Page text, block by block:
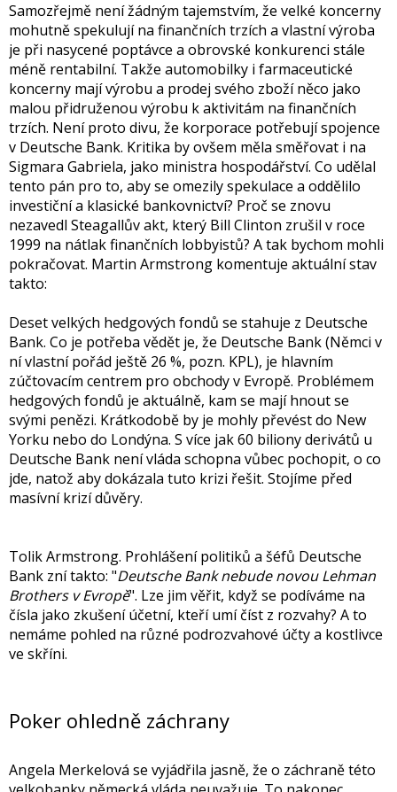
Samozřejmě není žádným tajemstvím, že velké koncerny
mohutně spekulují na finančních trzích a vlastní výroba
je při nasycené poptávce a obrovské konkurenci stále
méně rentabilní. Takže automobilky i farmaceutické
koncerny mají výrobu a prodej svého zboží něco jako
malou přidruženou výrobu k aktivitám na finančních
trzích. Není proto divu, že korporace potřebují spojence
v Deutsche Bank. Kritika by ovšem měla směřovat i na
Sigmara Gabriela, jako ministra hospodářství. Co udělal
tento pán pro to, aby se omezily spekulace a oddělilo
investiční a klasické bankovnictví? Proč se znovu
nezavedl Steagallův akt, který Bill Clinton zrušil v roce
1999 na nátlak finančních lobbyistů? A tak bychom mohli
pokračovat. Martin Armstrong komentuje aktuální stav
takto:
Deset velkých hedgových fondů se stahuje z Deutsche
Bank. Co je potřeba vědět je, že Deutsche Bank (Němci v
ní vlastní pořád ještě 26 %, pozn. KPL), je hlavním
zúčtovacím centrem pro obchody v Evropě. Problémem
hedgových fondů je aktuálně, kam se mají hnout se
svými penězi. Krátkodobě by je mohly převést do New
Yorku nebo do Londýna. S více jak 60 biliony derivátů u
Deutsche Bank není vláda schopna vůbec pochopit, o co
jde, natož aby dokázala tuto krizi řešit. Stojíme před
masívní krizí důvěry.
Tolik Armstrong. Prohlášení politiků a šéfů Deutsche
Bank zní takto: "Deutsche Bank nebude novou Lehman
Brothers v Evropě". Lze jim věřit, když se podíváme na
čísla jako zkušení účetní, kteří umí číst z rozvahy? A to
nemáme pohled na různé podrozvahové účty a kostlivce
ve skříni.
Poker ohledně záchrany
Angela Merkelová se vyjádřila jasně, že o záchraně této